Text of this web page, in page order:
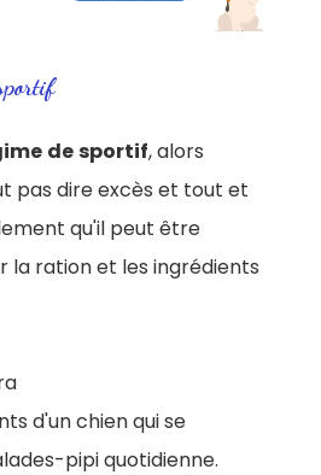
desportif, alors
pas dire excès et tout et
qu'il peut être
ration et les ingrédients
d'un chien qui se
pipi quotidienne.